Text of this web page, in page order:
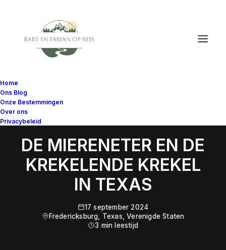
Home
Ons Blog
Onze Bestemmingen
Over ons
Privacybeleid
DE MIERENETER EN DE
KREKELENDE KREKEL
IN TEXAS
17 september 2024
Fredericksburg, Texas, Verenigde Staten
3 min leestijd